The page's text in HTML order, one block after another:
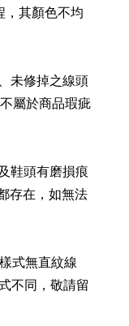
，其顏色不均
未修掉之線頭
屬於商品瑕疵
鞋頭有磨損痕
存在，如無法
式無直紋線
不同，敬請留